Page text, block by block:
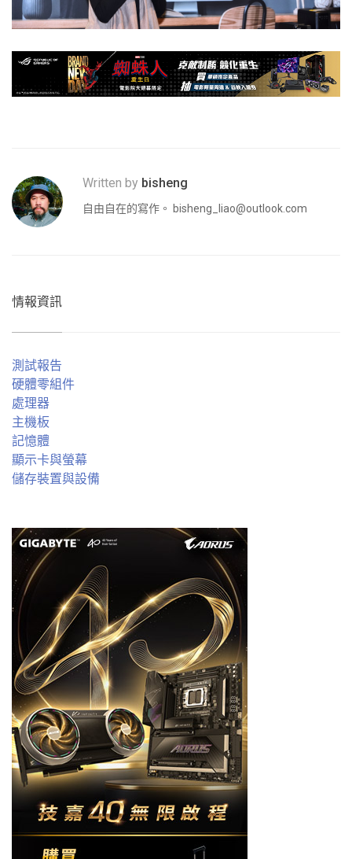
Written by bisheng
自由自在的寫作。 bisheng_liao@outlook.com
情報資訊
測試報告
硬體零組件
處理器
主機板
記憶體
顯示卡與螢幕
儲存裝置與設備